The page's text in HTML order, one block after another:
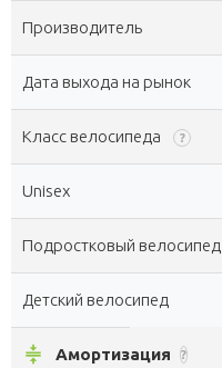
Производитель
Дата выхода на рынок
Класс велосипеда ?
Unisex
Подростковый велосипед
Детский велосипед
compress Амортизация ?